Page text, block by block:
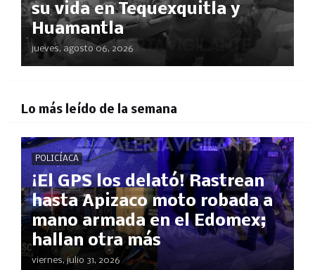
su vida en Tequexquitla y
Huamantla
jueves, agosto 06, 2026
Lo más leído de la semana
POLICÍACA
¡El GPS los delató! Rastrean
hasta Apizaco moto robada a
mano armada en el Edomex;
hallan otra más
viernes, julio 31, 2026